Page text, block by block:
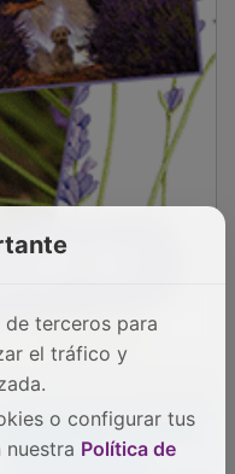
terceros para
el tráfico y
o configurar tus
nuestra Política de